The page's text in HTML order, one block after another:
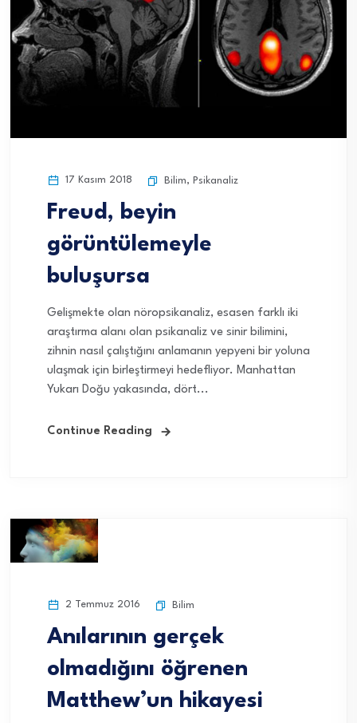
17 Kasım 2018 Bilim, Psikanaliz
Freud, beyin
görüntülemeyle
buluşursa
Gelişmekte olan nöropsikanaliz, esasen farklı iki
araştırma alanı olan psikanaliz ve sinir bilimini,
zihnin nasıl çalıştığını anlamanın yepyeni bir yoluna
ulaşmak için birleştirmeyi hedefliyor. Manhattan
Yukarı Doğu yakasında, dört...
Continue Reading
2 Temmuz 2016 Bilim
Anılarının gerçek
olmadığını öğrenen
Matthew’un hikayesi